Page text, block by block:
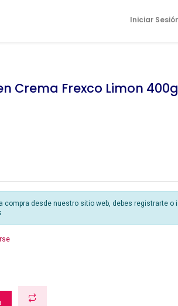
Iniciar
Crema Frexco Limon 400g
compra desde nuestro sitio web, debes registrarte